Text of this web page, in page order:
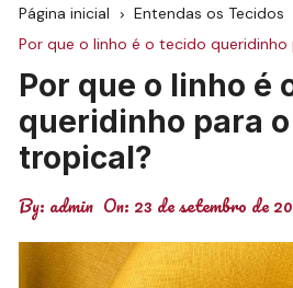
Página inicial
Entendas os Tecidos
Por que o linho é o tecido
Por que o linho é
queridinho para
tropical?
By: admin On: 23 de setembro de